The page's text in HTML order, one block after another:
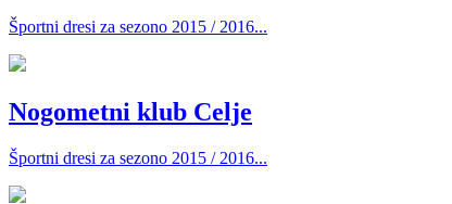
Športni dresi za sezono 2015 / 2016...
Nogometni klub Celje
Športni dresi za sezono 2015 / 2016...